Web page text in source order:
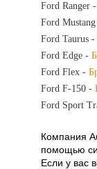
Ford Ranger -
Ford
Ford Taurus -
Ford Edge -
Ford Flex -
Ford F-150 -
Ford Sport
Компания
помощью
Если у вас